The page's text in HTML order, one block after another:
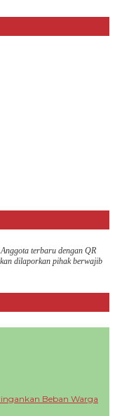
terbaru dengan QR
dilaporkan pihak berwajib
Beban Warga